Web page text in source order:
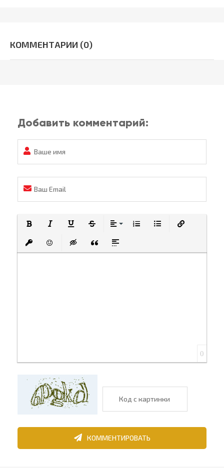
КОММЕНТАРИИ (0)
Добавить комментарий:
Вставить защищенную ссылку
Вставить смайлик
Вставка скрытого текста
Вставка цитаты
Вставка спойлера
0
КОММЕНТИРОВАТЬ